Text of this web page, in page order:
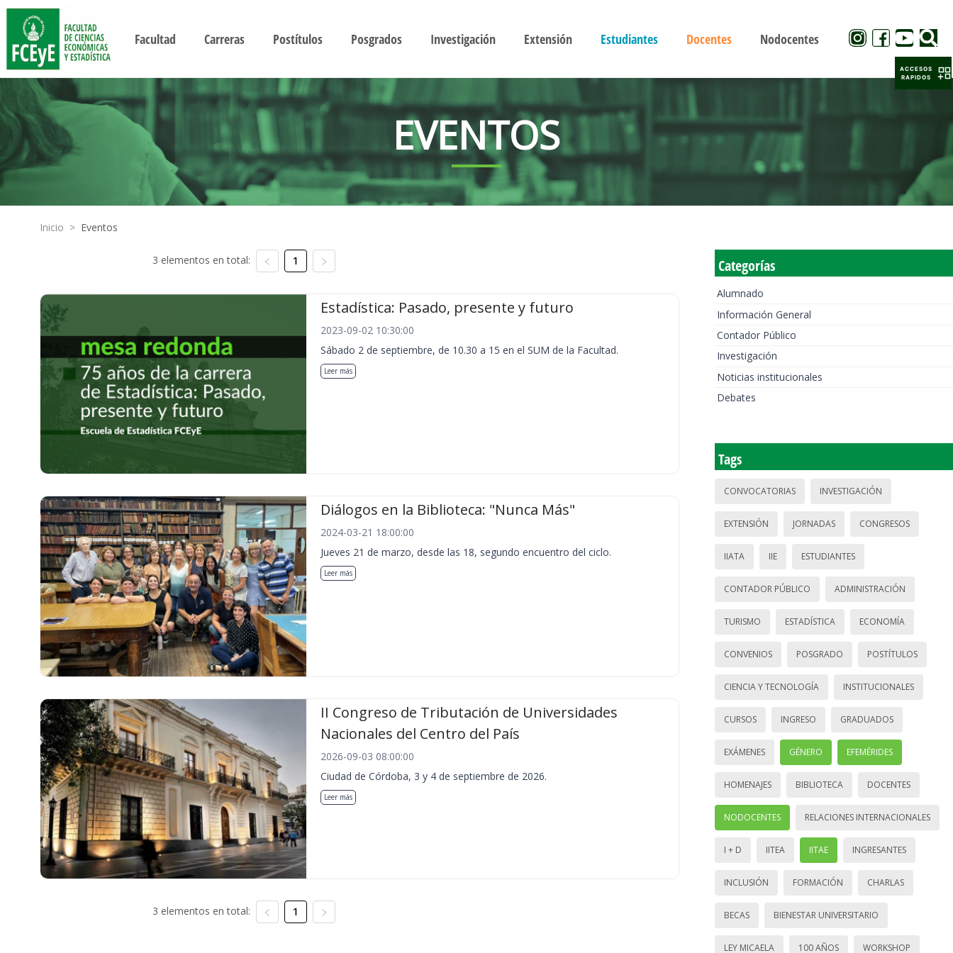
Facultad Carreras Postítulos Posgrados Investigación Extensión Estudiantes Docentes Nodocentes
EVENTOS
Inicio > Eventos
3 elementos en total: 1
Estadística: Pasado, presente y futuro
2023-09-02 10:30:00
Sábado 2 de septiembre, de 10.30 a 15 en el SUM de la Facultad.
Leer más
Diálogos en la Biblioteca: "Nunca Más"
2024-03-21 18:00:00
Jueves 21 de marzo, desde las 18, segundo encuentro del ciclo.
Leer más
II Congreso de Tributación de Universidades
Nacionales del Centro del País
2026-09-03 08:00:00
Ciudad de Córdoba, 3 y 4 de septiembre de 2026.
Leer más
3 elementos en total: 1
Categorías
Alumnado
Información General
Contador Público
Investigación
Noticias institucionales
Debates
Tags
CONVOCATORIAS INVESTIGACIÓN
EXTENSIÓN JORNADAS CONGRESOS
IIATA IIE ESTUDIANTES
CONTADOR PÚBLICO ADMINISTRACIÓN
TURISMO ESTADÍSTICA ECONOMÍA
CONVENIOS POSGRADO POSTÍTULOS
CIENCIA Y TECNOLOGÍA INSTITUCIONALES
CURSOS INGRESO GRADUADOS
EXÁMENES GÉNERO EFEMÉRIDES
HOMENAJES BIBLIOTECA DOCENTES
NODOCENTES RELACIONES INTERNACIONALES
I + D IITEA IITAE INGRESANTES
INCLUSIÓN FORMACIÓN CHARLAS
BECAS BIENESTAR UNIVERSITARIO
LEY MICAELA 100 AÑOS WORKSHOP
ACCESOS
RAPIDOS